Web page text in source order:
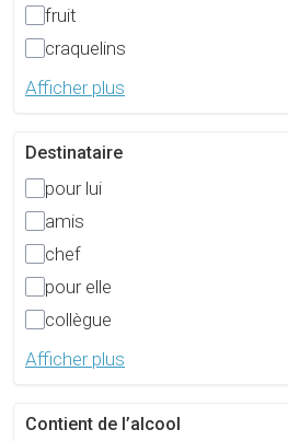
fruit
craquelins
Afficher plus
Destinataire
pour lui
amis
chef
pour elle
collègue
Afficher plus
Contient de l’alcool